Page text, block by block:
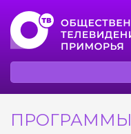
ПРОГРАММЫ